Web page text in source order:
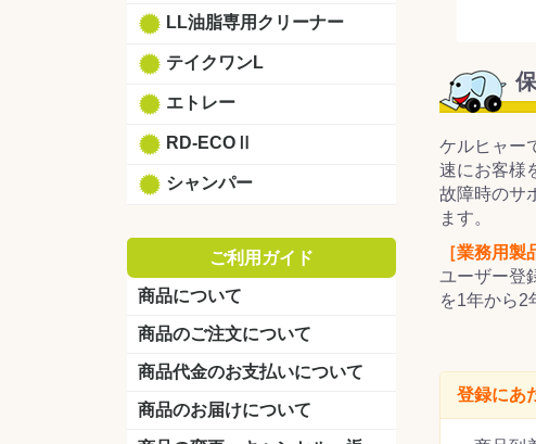
LL油脂専用クリーナー
テイクワンL
エトレー
RD-ECOⅡ
シャンパー
ご利用ガイド
商品について
商品のご注文について
商品代金のお支払いについて
商品のお届けについて
ケルヒャー
速にお客様
故障時のサ
ます。
［業務用
ユーザー登
を1年から2
登録にあ